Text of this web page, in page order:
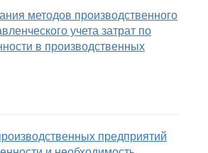
методов производственного
учета затрат по
в производственных
предприятий